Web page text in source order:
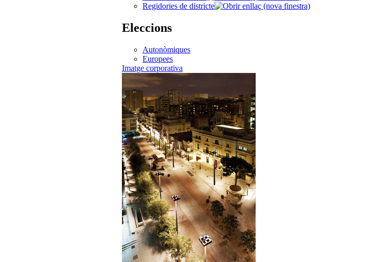
Regidories de districte
Eleccions
Autonòmiques
Europees
Imatge corporativa